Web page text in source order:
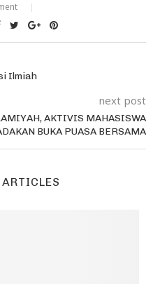
Ilmiah
next post
AKTIVIS MAHASISWA
BUKA PUASA BERSAMA